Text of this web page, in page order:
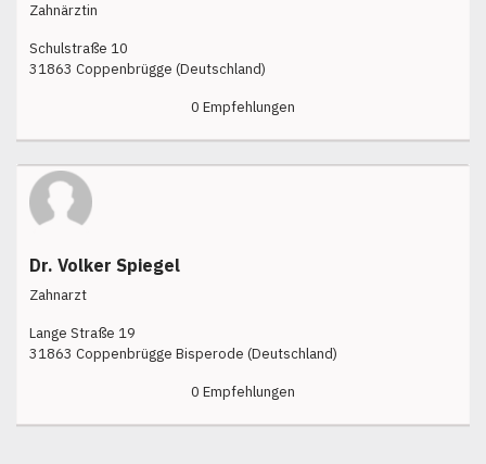
Zahnärztin
Schulstraße 10
31863 Coppenbrügge (Deutschland)
0 Empfehlungen
Dr. Volker Spiegel
Zahnarzt
Lange Straße 19
31863 Coppenbrügge Bisperode (Deutschland)
0 Empfehlungen